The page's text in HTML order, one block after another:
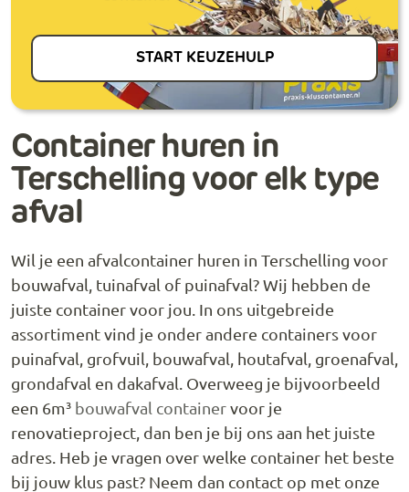
START KEUZEHULP
Container huren in
Terschelling voor elk type
afval
Wil je een afvalcontainer huren in Terschelling voor
bouwafval, tuinafval of puinafval? Wij hebben de
juiste container voor jou. In ons uitgebreide
assortiment vind je onder andere containers voor
puinafval, grofvuil, bouwafval, houtafval, groenafval,
grondafval en dakafval. Overweeg je bijvoorbeeld
een 6m³ bouwafval containervoor je
renovatieproject, dan ben je bij ons aan het juiste
adres. Heb je vragen over welke container het beste
bij jouw klus past? Neem dan contact op met onze